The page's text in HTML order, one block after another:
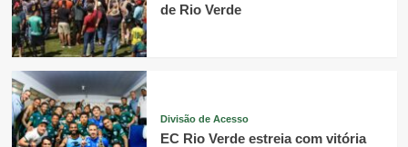
de Rio Verde
Divisão de Acesso
EC Rio Verde estreia com vitória